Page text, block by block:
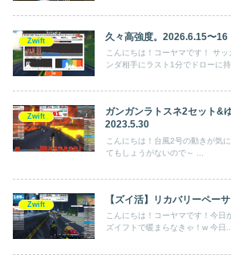
Zwift 久々高強度。2026.6.15〜16
こんにちは！コーヤマです！ サッカーW杯始まりましたね。オラ
ンダ相手にラスト1分でドローに持
Zwift
ガンガンラトスネ2セット&
2023.5.30
こんにちは！台風2号の動きが気になるコ
Zwift 【ズイ活】リカバリーペー
こんにちは！コーヤマです！今
ズイフトで暖まらなきゃ！w